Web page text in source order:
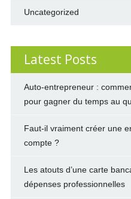
Uncategorized
Latest Posts
Auto-entrepreneur :
pour gagner du temps au
Faut-il vraiment créer une
compte ?
Les atouts d’une carte
dépenses professionnelles